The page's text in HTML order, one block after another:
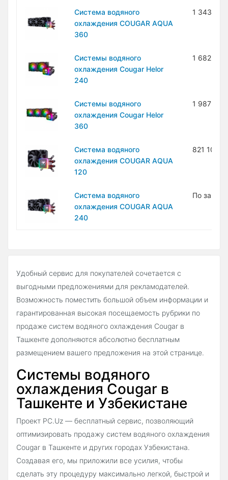
Система водяного
охлаждения COUGAR AQUA
360
1 343
Системы водяного
охлаждения Cougar Helor
240
1 682
Системы водяного
охлаждения Cougar Helor
360
1 987
Система водяного
охлаждения COUGAR AQUA
120
821 100
Система водяного
охлаждения COUGAR AQUA
240
По
Удобный сервис для покупателей сочетается с
выгодными предложениями для рекламодателей.
Возможность поместить большой объем информации и
гарантированная высокая посещаемость рубрики по
продаже систем водяного охлаждения Cougar в
Ташкенте дополняются абсолютно бесплатным
размещением вашего предложения на этой странице.
Системы водяного
охлаждения Cougar в
Ташкенте и Узбекистане
Проект PC.Uz — бесплатный сервис, позволяющий
оптимизировать продажу систем водяного охлаждения
Cougar в Ташкенте и других городах Узбекистана.
Создавая его, мы приложили все усилия, чтобы
сделать эту процедуру максимально легкой, быстрой и